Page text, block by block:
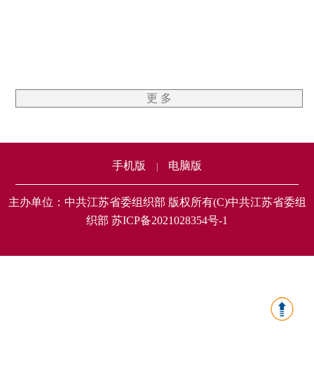
更 多
手机版 电脑版
主办单位：中共江苏省委组织部 版权所有(C)中共江苏省委组
织部 苏ICP备2021028354号-1